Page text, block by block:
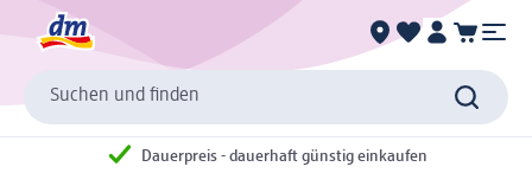
Suchen und finden
Dauerpreis - dauerhaft günstig einkaufen